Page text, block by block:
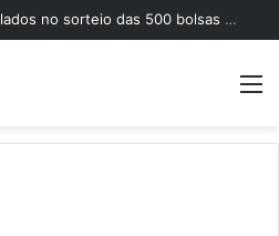
Veja a lista de contemplados no sorteio das 500 bolsas de pós-graduação da Mentoria da OABRJ